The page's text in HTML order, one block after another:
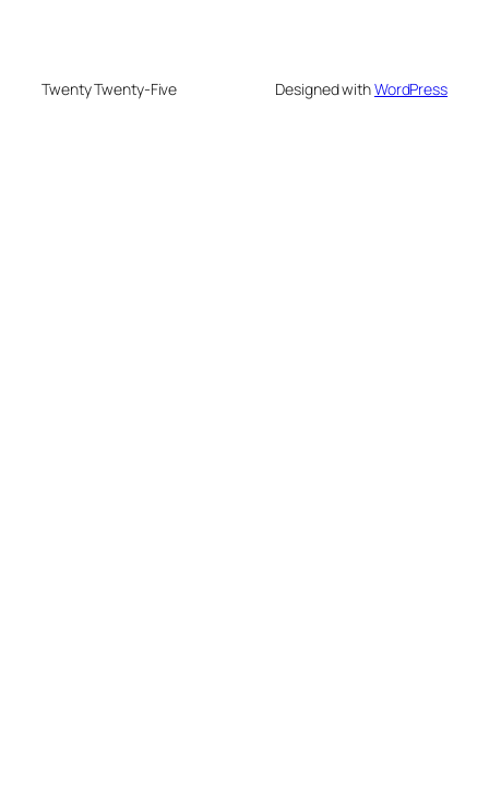
Twenty Twenty-Five Designed withWordPress